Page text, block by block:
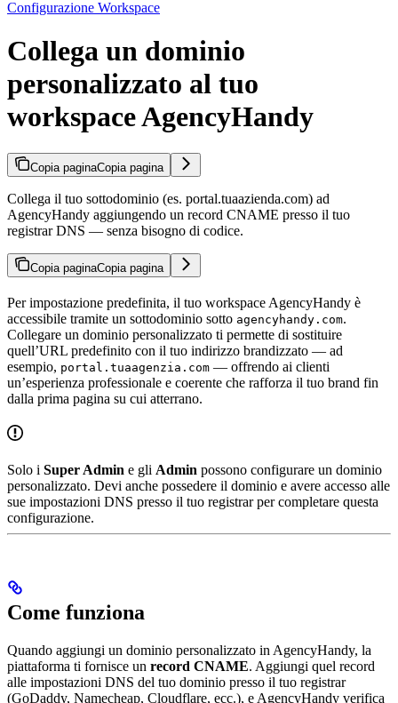
Configurazione Workspace
Collega un dominio
personalizzato al tuo
workspace AgencyHandy
Copia paginaCopia pagina
Collega il tuo sottodominio (es. portal.tuaazienda.com) ad
AgencyHandy aggiungendo un record CNAME presso il tuo
registrar DNS — senza bisogno di codice.
Copia paginaCopia pagina
Per impostazione predefinita, il tuo workspace AgencyHandy è
accessibile tramite un sottodominio sotto agencyhandy.com.
Collegare un dominio personalizzato ti permette di sostituire
quell’URL predefinito con il tuo indirizzo brandizzato — ad
esempio, portal.tuaagenzia.com — offrendo ai clienti
un’esperienza professionale e coerente che rafforza il tuo brand fin
dalla prima pagina su cui atterrano.
Solo i Super Admin e gli Admin possono configurare un dominio
personalizzato. Devi anche possedere il dominio e avere accesso alle
sue impostazioni DNS presso il tuo registrar per completare questa
configurazione.
Come funziona
Quando aggiungi un dominio personalizzato in AgencyHandy, la
piattaforma ti fornisce un record CNAME. Aggiungi quel record
alle impostazioni DNS del tuo dominio presso il tuo registrar
(GoDaddy, Namecheap, Cloudflare, ecc.), e AgencyHandy verifica